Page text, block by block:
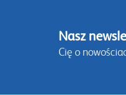
Nasz
Cię o